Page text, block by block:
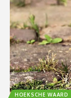
HOEKSCHE WAARD